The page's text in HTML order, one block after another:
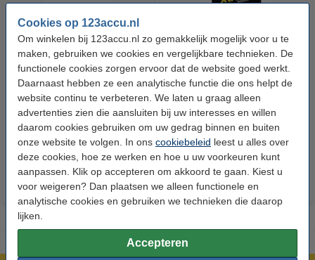
Cookies op 123accu.nl
Om winkelen bij 123accu.nl zo gemakkelijk mogelijk voor u te
maken, gebruiken we cookies en vergelijkbare technieken. De
functionele cookies zorgen ervoor dat de website goed werkt.
Daarnaast hebben ze een analytische functie die ons helpt de
website continu te verbeteren. We laten u graag alleen
advertenties zien die aansluiten bij uw interesses en willen
daarom cookies gebruiken om uw gedrag binnen en buiten
onze website te volgen. In ons cookiebeleid leest u alles over
deze cookies, hoe ze werken en hoe u uw voorkeuren kunt
aanpassen. Klik op accepteren om akkoord te gaan. Kiest u
voor weigeren? Dan plaatsen we alleen functionele en
analytische cookies en gebruiken we technieken die daarop
lijken.
Accepteren
123accu Xtreme Power AAA /
MN2400 / LR03 alkaline batterij
24 stuks
123accu Xtreme Power
knoopcellen multipack
€ 5,95